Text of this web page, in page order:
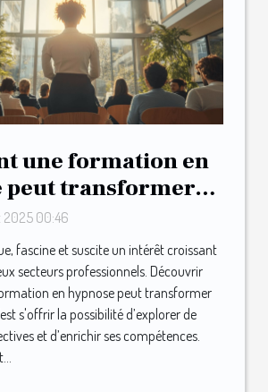
une formation en
peut transformer
?
2025 00:46
fascine et suscite un intérêt croissant
secteurs professionnels. Découvrir
en hypnose peut transformer
s'offrir la possibilité d’explorer de
et d’enrichir ses compétences.